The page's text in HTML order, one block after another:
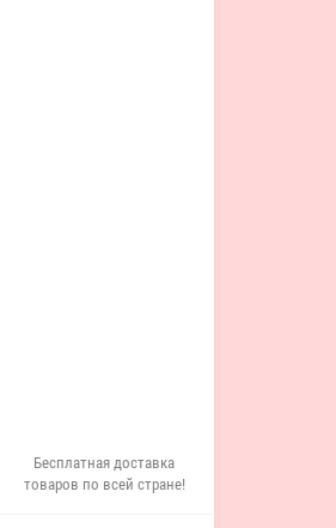
Бесплатная доставка
товаров по всей стране!